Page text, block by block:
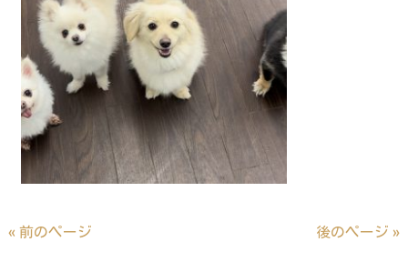
« 前のページ 後のページ »